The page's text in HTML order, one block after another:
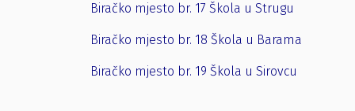
Biračko mjesto br. 17 Škola u Strugu
Biračko mjesto br. 18 Škola u Barama
Biračko mjesto br. 19 Škola u Sirovcu